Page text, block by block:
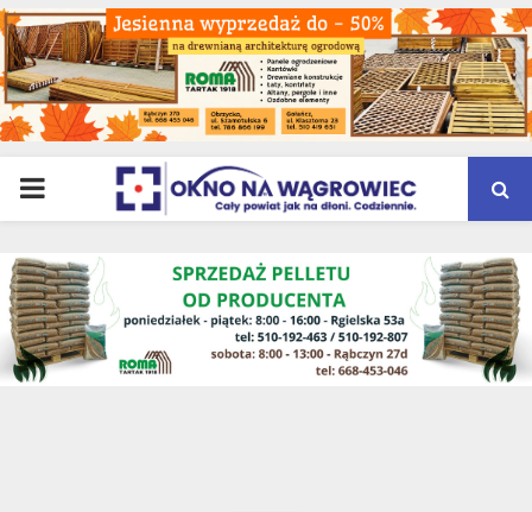
PRIMARY
MENU